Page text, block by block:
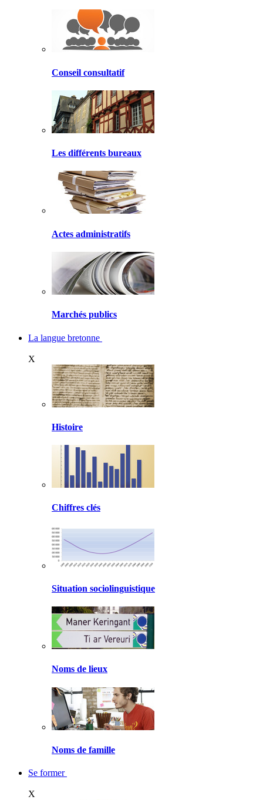
Conseil consultatif
Les différents bureaux
Actes administratifs
Marchés publics
La langue bretonne
X
Histoire
Chiffres clés
Situation sociolinguistique
Noms de lieux
Noms de famille
Se former
X